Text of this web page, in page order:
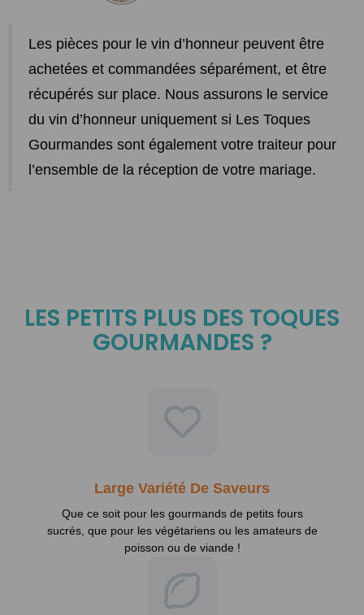
Les pièces pour le vin d’honneur peuvent être
achetées et commandées séparément, et être
récupérés sur place. Nous assurons le service
du vin d’honneur uniquement si Les Toques
Gourmandes sont également votre traiteur pour
l’ensemble de la réception de votre mariage.
LES PETITS PLUS DES TOQUES
GOURMANDES ?
Large Variété De Saveurs
Que ce soit pour les gourmands de petits fours
sucrés, que pour les végétariens ou les amateurs de
poisson ou de viande !